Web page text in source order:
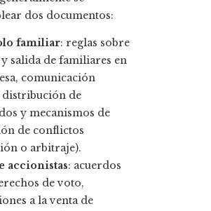
dos documentos:
familiar: reglas sobre
salida de familiares en
comunicación
de
y mecanismos de
de conflictos
o arbitraje).
accionistas: acuerdos
de voto,
a la venta de